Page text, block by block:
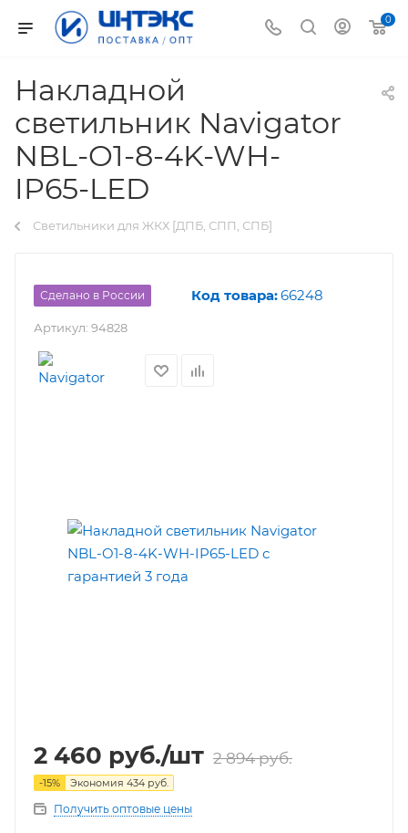
0
Накладной
светильник Navigator
NBL-O1-8-4K-WH-
IP65-LED
Светильники для ЖКХ [ДПБ, СПП, СПБ]
Сделано в России Код товара:66248
Артикул: 94828
2 460 руб./шт 2 894руб.
-15% Экономия 434 руб.
Получить оптовые цены